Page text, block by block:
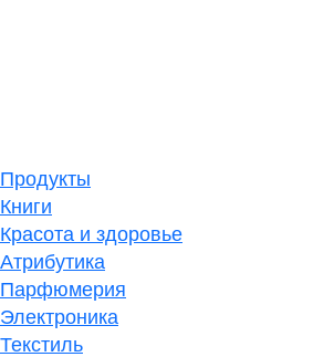
Продукты
Книги
Красота и здоровье
Атрибутика
Парфюмерия
Электроника
Текстиль